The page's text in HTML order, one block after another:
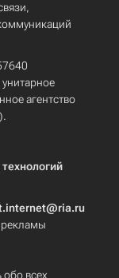
агентство
обо всех